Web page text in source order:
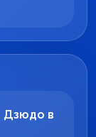
Дзюдо в